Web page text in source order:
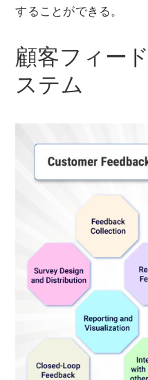
することができる。
顧客フィー
ステム